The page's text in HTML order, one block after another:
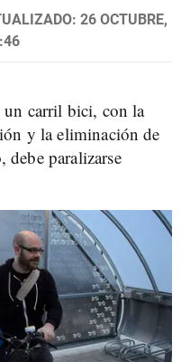
26 OCTUBRE,
un carril bici, con la
y la eliminación de
debe paralizarse